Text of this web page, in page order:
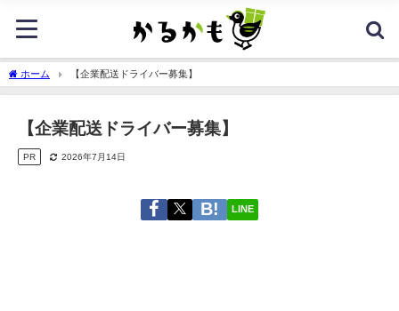
ホーム 【企業配送ドライバー募集】
【企業配送ドライバー募集】
PR 2026年7月14日
LINE